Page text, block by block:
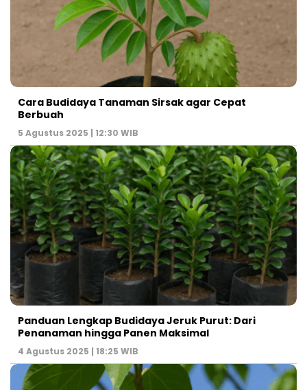
Cara Budidaya Tanaman Sirsak agar Cepat
Berbuah
5 Agustus 2025 | 12:30 WIB
Panduan Lengkap Budidaya Jeruk Purut: Dari
Penanaman hingga Panen Maksimal
4 Agustus 2025 | 18:25 WIB